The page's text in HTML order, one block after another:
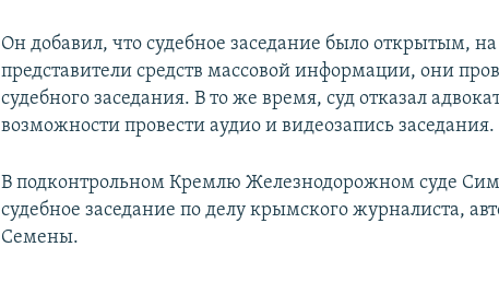
Он добавил, что судебное заседание было открытым,
представители средств массовой информации, они
судебного заседания. В то же время, суд отказал
возможности провести аудио и видеозапись заседания.
В подконтрольном Кремлю Железнодорожном суде
судебное заседание по делу крымского журналиста,
Семены.